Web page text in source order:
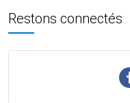
Restons connectés